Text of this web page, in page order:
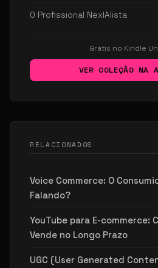
O Profissional NexIAlista
Grátis no Kindle
VER COLEÇÃO NA
RELACIONADOS
Voice Commerce: O
Falando?
YouTube para E-commerce:
Vende no Longo Prazo
UGC (User Generated